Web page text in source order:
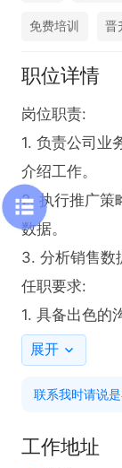
免费培训 晋
职位详情
岗位职责:
1. 负责公司业
介绍工作。
2. 执行推广策
数据。
3. 分析销售数
任职要求:
1. 具备出色的
2. 拥有团队合
3. 退伍军人、
4.展现出色的
1.社保五险
展开
联系我时请说
工作地址